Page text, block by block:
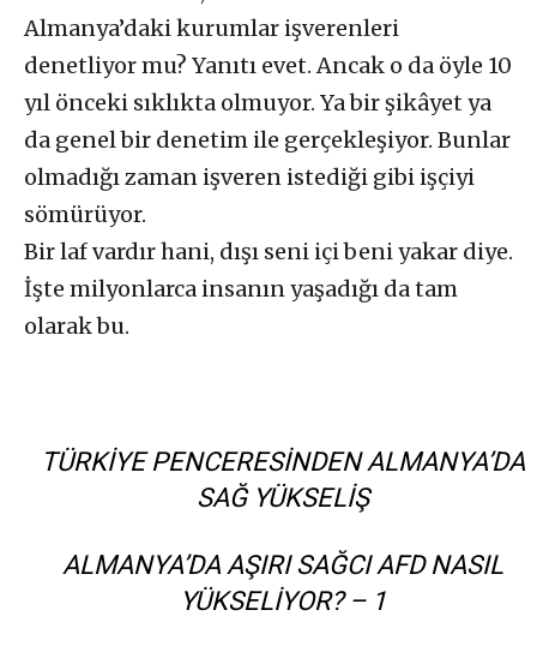
Almanya’daki kurumlar işverenleri
denetliyor mu? Yanıtı evet. Ancak o da öyle 10
yıl önceki sıklıkta olmuyor. Ya bir şikâyet ya
da genel bir denetim ile gerçekleşiyor. Bunlar
olmadığı zaman işveren istediği gibi işçiyi
sömürüyor.
Bir laf vardır hani, dışı seni içi beni yakar diye.
İşte milyonlarca insanın yaşadığı da tam
olarak bu.
TÜRKIYE PENCERESINDEN ALMANYA’DA
SAĞ YÜKSELIŞ
ALMANYA’DA AŞIRI SAĞCI AFD NASIL
YÜKSELIYOR? – 1